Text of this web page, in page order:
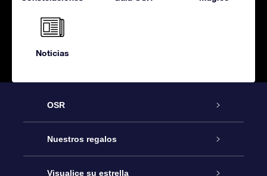
Noticias
OSR
Atención
Contáctanos
Nuestros regalos
Regalo Estrella Online
Visualice su estrella